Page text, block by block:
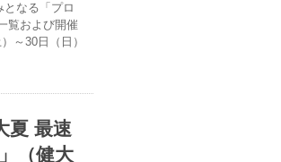
なる「プロ
覧および開催
～30日（日）
夏 最速
（健大